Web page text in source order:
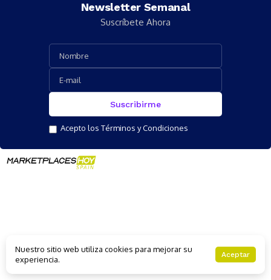
Newsletter Semanal
Suscríbete Ahora
Acepto los Términos y Condiciones
Nuestro sitio web utiliza cookies para mejorar su
experiencia.
Aceptar